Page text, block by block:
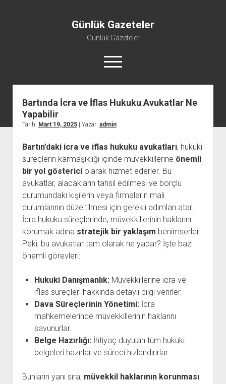
Günlük Gazeteler
Günlük Gazeteler
menüyü
aç
Bartında İcra ve İflas Hukuku Avukatlar Ne
Yapabilir
Tarih: Mart 19, 2025| Yazar: admin
Bartın’daki icra ve iflas hukuku avukatları, hukuki
süreçlerin karmaşıklığı içinde müvekkillerine önemli
bir yol göstericiolarak hizmet ederler. Bu
avukatlar, alacakların tahsil edilmesi ve borçlu
durumundaki kişilerin veya firmaların mali
durumlarının düzeltilmesi için gerekli adımları atar.
İcra hukuku süreçlerinde, müvekkillerinin haklarını
korumak adına stratejik bir yaklaşım benimserler.
Peki, bu avukatlar tam olarak ne yapar? İşte bazı
önemli görevleri:
Hukuki Danışmanlık:Müvekkillerine icra ve
iflas süreçleri hakkında detaylı bilgi verirler.
Dava Süreçlerinin Yönetimi:İcra
mahkemelerinde müvekkillerinin haklarını
savunurlar.
Belge Hazırlığı:İhtiyaç duyulan tüm hukuki
belgeleri hazırlar ve süreci hızlandırırlar.
Bunların yanı sıra, müvekkil haklarının korunması